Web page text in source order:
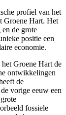
profiel van het
Groene Hart. Het
de grote
positie een
economie.
Groene Hart de
ontwikkelingen
de
vorige eeuw een
fossiele